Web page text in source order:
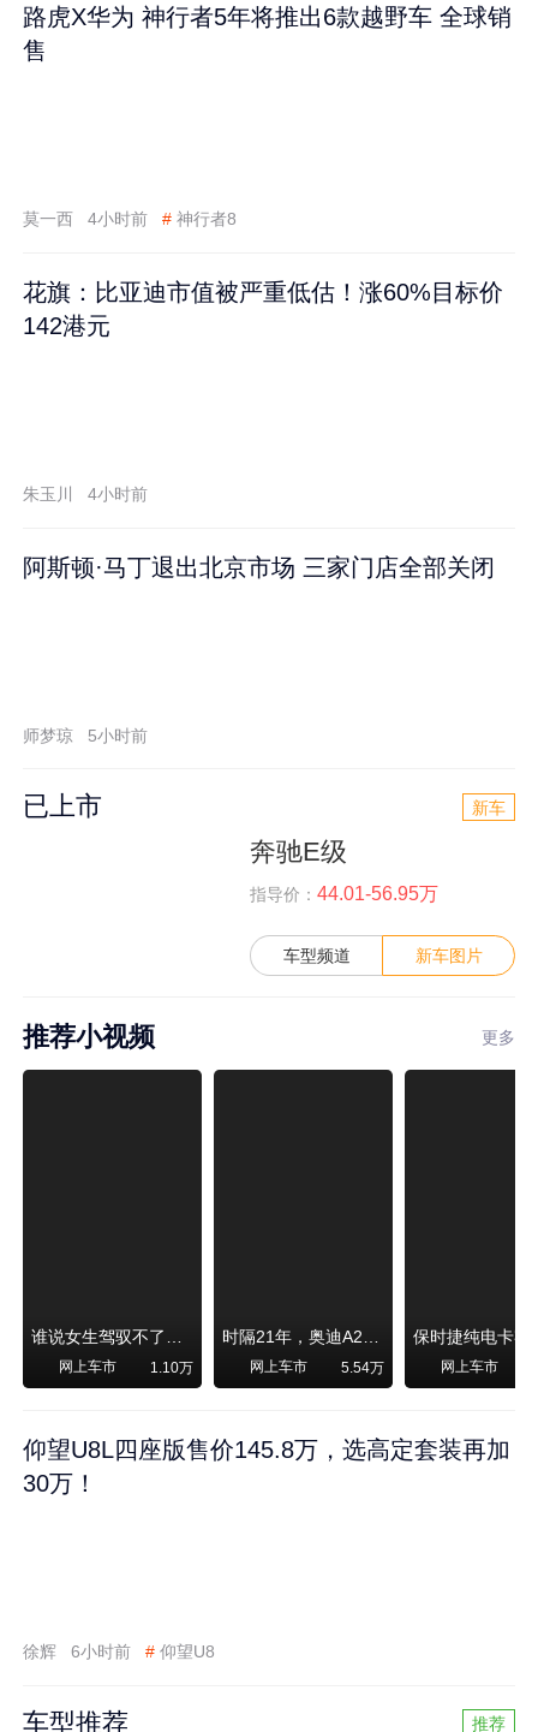
路虎X华为 神行者5年将推出6款越野车 全球销
售
莫一西 4小时前 # 神行者8
花旗：比亚迪市值被严重低估！涨60%目标价
142港元
朱玉川 4小时前
阿斯顿·马丁退出北京市场 三家门店全部关闭
师梦琼 5小时前
已上市 新车
奔驰E级
指导价： 44.01-56.95万
车型频道 新车图片
推荐小视频 更多
谁说女生驾驭不了大SUV？看我开问界M6驰骋坝上草原！
网上车市 1.10万
时隔21年，奥迪A2强势归来！
网上车市 5.54万 网上车市
仰望U8L四座版售价145.8万，选高定套装再加
30万！
徐辉 6小时前 # 仰望U8
车型推荐 推荐